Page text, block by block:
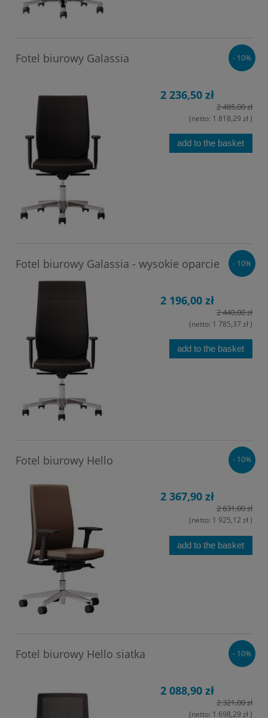
Fotel biurowy Galassia
2 236,50 zł
2 485,00 zł
(netto: 1 818,29 zł)
add to the basket
- 10%
Fotel biurowy Galassia - wysokie oparcie
2 196,00 zł
2 440,00 zł
(netto: 1 785,37 zł)
add to the basket
- 10%
Fotel biurowy Hello
2 367,90 zł
2 631,00 zł
(netto: 1 925,12 zł)
add to the basket
- 10%
Fotel biurowy Hello siatka
2 088,90 zł
2 321,00 zł
(netto: 1 698,29 zł)
- 10%